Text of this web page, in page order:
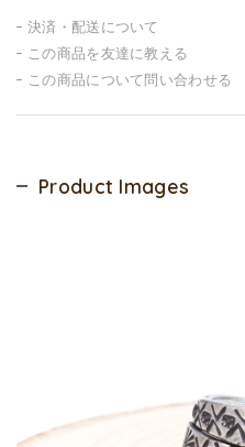
決済・配送について
この商品を友達に教える
この商品について問い合わせる
Product Images